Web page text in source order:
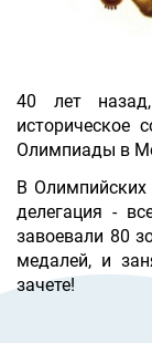
40 лет
Олимпиады в
В Олимпийских
делегация -
завоевали 80
медалей, и
зачете!